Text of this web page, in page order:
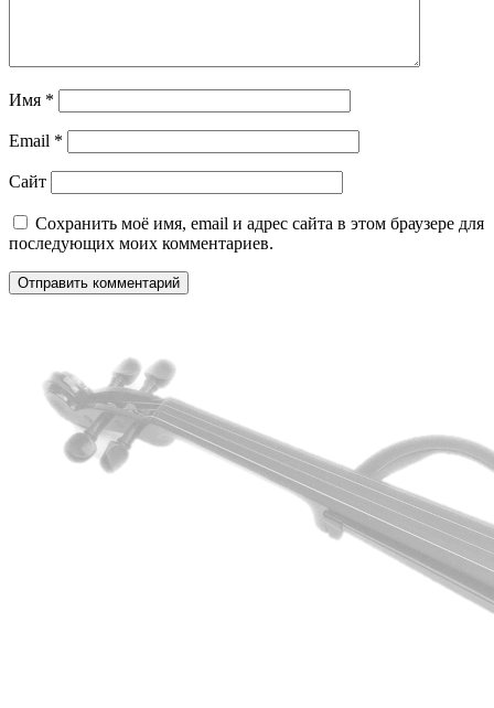
Имя *
Email *
Сайт
Сохранить моё имя, email и адрес сайта в этом браузере для
последующих моих комментариев.